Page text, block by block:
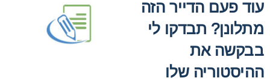
עוד פעם הדייר הזה
מתלונן? תבדקו לי
בבקשה את
ההיסטוריה שלו